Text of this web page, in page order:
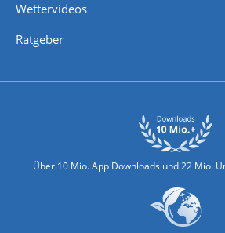
Wettervideos
Ratgeber
Über 10 Mio. App Downloads und 22 Mio.